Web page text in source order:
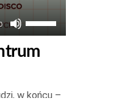
Używaj
strzałek
do
w końcu –